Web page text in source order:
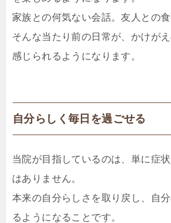
家族との何気ない会話。友人との食
そんな当たり前の日常が、かけが
感じられるようになります。
自分らしく毎日を過ごせる
当院が目指しているのは、単に症
はありません。
本来の自分らしさを取り戻し、自
るようになることです。